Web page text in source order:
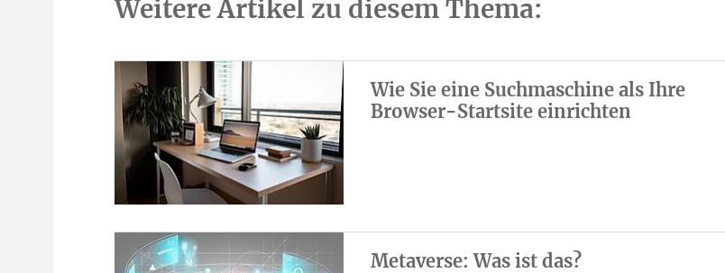
Weitere Artikel zu diesem Thema:
Wie Sie eine Suchmaschine als Ihre
Browser-Startsite einrichten
Metaverse: Was ist das?